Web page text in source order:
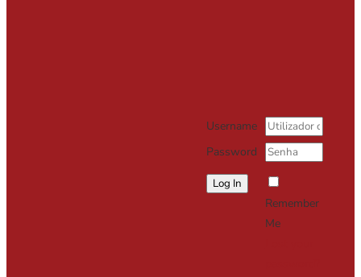
Username
Password
Remember
Me